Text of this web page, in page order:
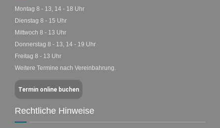
Montag 8 - 13, 14 - 18 Uhr
Dienstag 8 - 15 Uhr
Mittwoch 8 - 13 Uhr
Donnerstag 8 - 13, 14 - 19 Uhr
Freitag 8 - 13 Uhr
Weitere Termine nach Vereinbahrung.
Termin online buchen
Rechtliche Hinweise